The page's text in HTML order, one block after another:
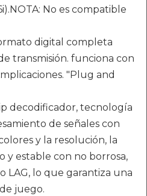
No es compatible
digital completa
transmisión. funciona con
"Plug and
decodificador, tecnología
de señales con
y la resolución, la
y estable con no borrosa,
LAG, lo que garantiza una
juego.